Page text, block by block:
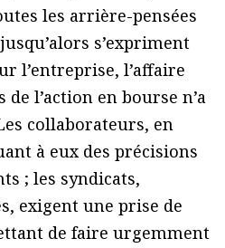
les arrière-pensées
s’expriment
l’entreprise, l’affaire
l’action en bourse n’a
collaborateurs, en
à eux des précisions
; les syndicats,
exigent une prise de
de faire urgemment